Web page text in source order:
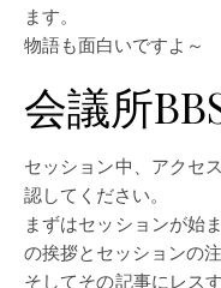
ます。
物語も面白いですよ～
会議所
セッション中、アクセ
認してください。
まずはセッションが始
の挨拶とセッションの
そしてその記事にレス